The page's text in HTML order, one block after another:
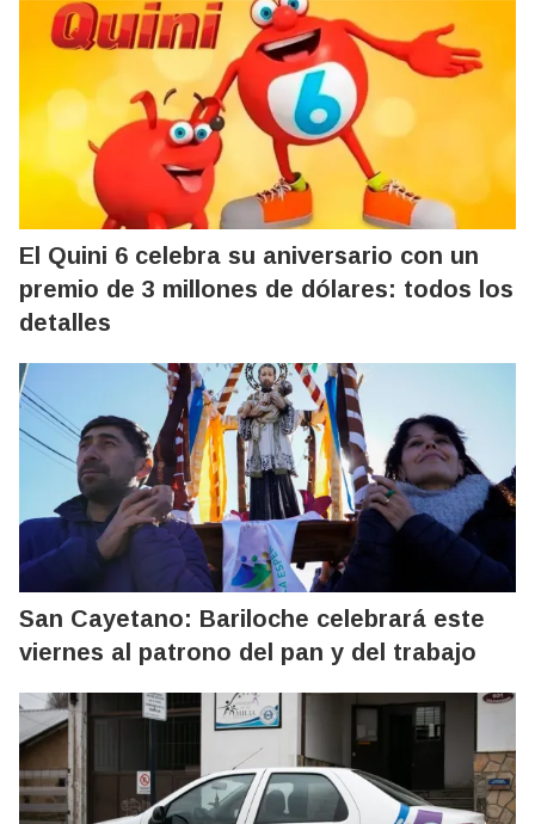
El Quini 6 celebra su aniversario con un
premio de 3 millones de dólares: todos los
detalles
San Cayetano: Bariloche celebrará este
viernes al patrono del pan y del trabajo